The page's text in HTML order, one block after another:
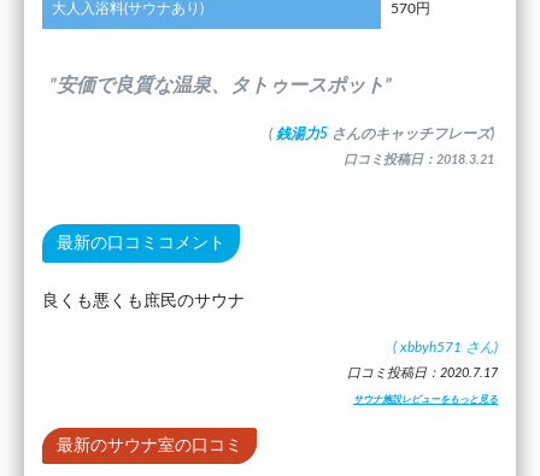
大人入浴料(サウナあり) 570円
”安価で良質な温泉、タトゥースポット”
( 銭湯力5 さんのキャッチフレーズ)
口コミ投稿日：2018.3.21
最新の口コミコメント
良くも悪くも庶民のサウナ
( xbbyh571 さん)
口コミ投稿日：2020.7.17
サウナ施設レビューをもっと見る
最新のサウナ室の口コミ